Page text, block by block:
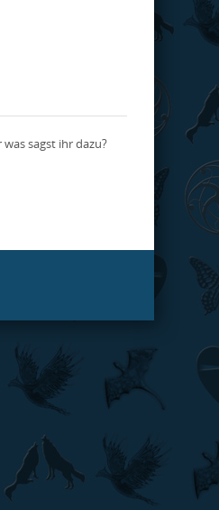
sagst ihr dazu?